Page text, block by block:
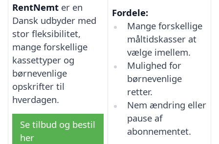
RentNemt er en
Dansk udbyder med
stor fleksibilitet,
mange forskellige
kassettyper og
børnevenlige
opskrifter til
hverdagen.
Se tilbud og bestil
her
Fordele:
Mange forskellige
måltidskasser at
vælge imellem.
Mulighed for
børnevenlige
retter.
Nem ændring eller
pause af
abonnementet.